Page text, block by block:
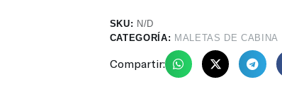
SKU: N/D
CATEGORÍA: MALETAS DE CABINA
Compartir: